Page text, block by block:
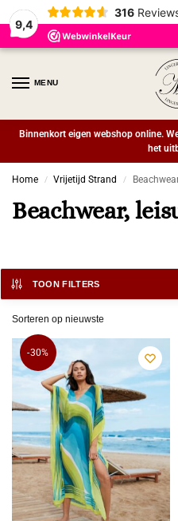
9,4
316
MENU
Binnenkort eigen webshop online.
het
Home / Vrijetijd Strand /
Beachwear,
TOON FILTERS
-30%